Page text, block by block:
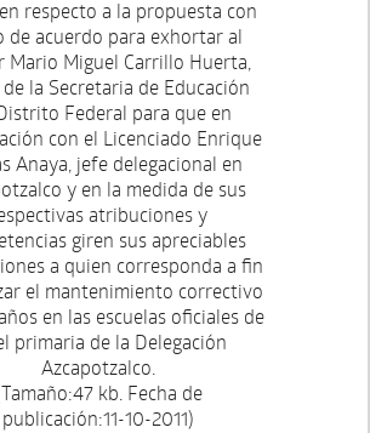
respecto a la propuesta con
de acuerdo para exhortar al
Mario Miguel Carrillo Huerta,
la Secretaria de Educación
Federal para que en
con el Licenciado Enrique
Anaya, jefe delegacional en
y en la medida de sus
atribuciones y
giren sus apreciables
a quien corresponda a fin
el mantenimiento correctivo
en las escuelas oficiales de
primaria de la Delegación
Azcapotzalco.
kb. Fecha de
publicación:11-10-2011)